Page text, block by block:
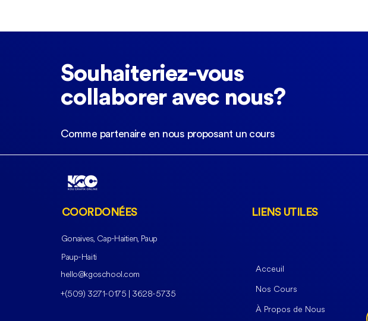
Design ? Que fait un
Graphiste ?
Souhaiteriez-vous
collaborer avec nous?
Comme partenaire en nous proposant un cours
COORDONÉES
Gonaives, Cap-Haitien, Paup
Paup-Haiti
hello@kgoschool.com
+(509) 3271-0175 | 3628-5735
LIENS UTILES
Acceuil
Nos Cours
À Propos de Nous